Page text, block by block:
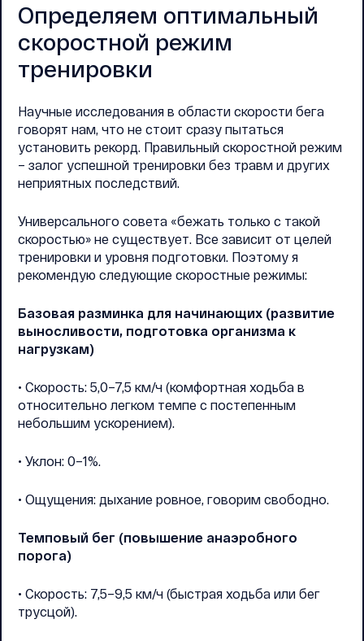
Определяем оптимальный
скоростной режим
тренировки
Научные исследования в области скорости бега
говорят нам, что не стоит сразу пытаться
установить рекорд. Правильный скоростной режим
– залог успешной тренировки без травм и других
неприятных последствий.
Универсального совета «бежать только с такой
скоростью» не существует. Все зависит от целей
тренировки и уровня подготовки. Поэтому я
рекомендую следующие скоростные режимы:
Базовая разминка для начинающих (развитие
выносливости, подготовка организма к
нагрузкам)
• Скорость: 5,0–7,5 км/ч (комфортная ходьба в
относительно легком темпе с постепенным
небольшим ускорением).
• Уклон: 0–1%.
• Ощущения: дыхание ровное, говорим свободно.
Темповый бег (повышение анаэробного
порога)
• Скорость: 7,5–9,5 км/ч (быстрая ходьба или бег
трусцой).